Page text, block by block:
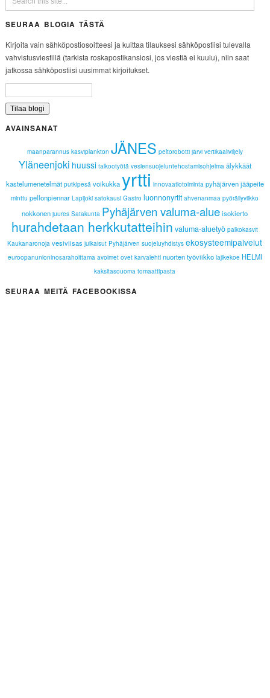
SEURAA BLOGIA TÄSTÄ
Kirjoita vain sähköpostiosoitteesi ja kuittaa tilauksesi sähköpostiisi tulevalla
vahvistusviestillä (tarkista roskapostikansiosi, jos viestiä ei kuulu), niin saat
jatkossa sähköpostiisi uusimmat kirjoitukset.
AVAINSANAT
maanparannus kasviplankton JÄNES peltorobotti järvi vertikaaliviljely
Yläneenjoki huussi talkootyötä vesiensuojeluntehostamisohjelma älykkäät
kastelumenetelmät putkipesä voikukkayrtti innovaatiotoiminta pyhäjärven jääpeite
minttu pellonpiennar Lapijoki satokausi Gastro luonnonyrtit ahvenanmaa pyöräilyviikko
nokkonen juures Satakunta Pyhäjärven valuma-alue isokierto
hurahdetaan herkkutatteihin valuma-aluetyö palkokasvit
Kaukanaronoja vesiviisas julkaisut Pyhäjärven suojeluyhdistys ekosysteemipalvelut
euroopanunioninosarahoittama avoimet ovet karvalehti nuorten työviikko lajikekoe HELMI
kaksitasouoma tomaattipasta
SEURAA MEITÄ FACEBOOKISSA